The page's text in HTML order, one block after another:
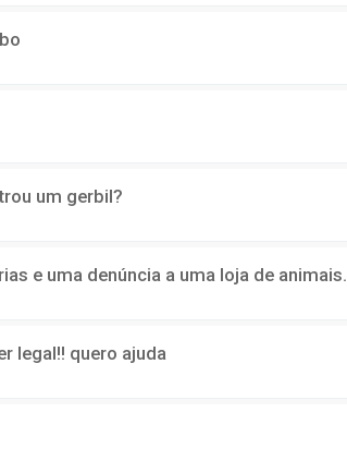
um gerbil?
e uma denúncia a uma loja de animais.
legal!! quero ajuda